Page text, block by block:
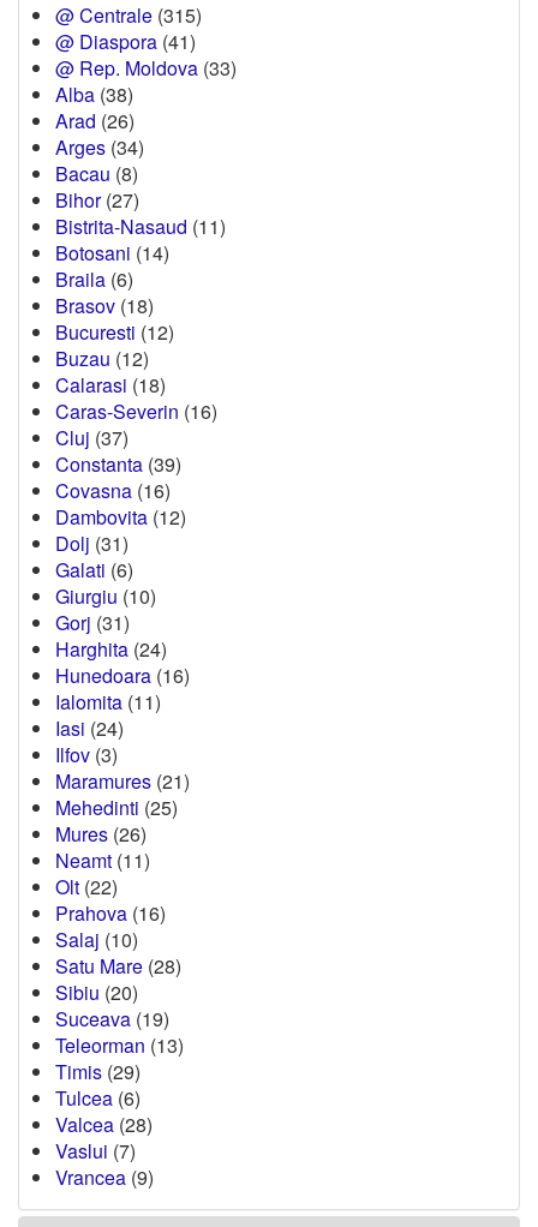
@ Centrale (315)
@ Diaspora (41)
@ Rep. Moldova (33)
Alba (38)
Arad (26)
Arges (34)
Bacau (8)
Bihor(27)
Bistrita-Nasaud (11)
Botosani (14)
Braila (6)
Brasov (18)
Bucuresti (12)
Buzau (12)
Calarasi (18)
Caras-Severin (16)
Cluj (37)
Constanta (39)
Covasna (16)
Dambovita (12)
Dolj (31)
Galati (6)
Giurgiu (10)
Gorj (31)
Harghita (24)
Hunedoara (16)
Ialomita (11)
Iasi (24)
Ilfov (3)
Maramures (21)
Mehedinti (25)
Mures (26)
Neamt (11)
Olt (22)
Prahova (16)
Salaj (10)
Satu Mare (28)
Sibiu (20)
Suceava (19)
Teleorman (13)
Timis (29)
Tulcea (6)
Valcea (28)
Vaslui (7)
Vrancea (9)